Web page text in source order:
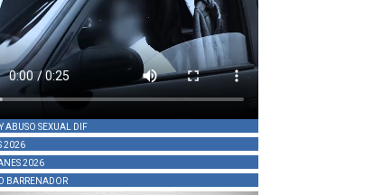
ABUSO SEXUAL DIF
2026
2026
BARRENADOR